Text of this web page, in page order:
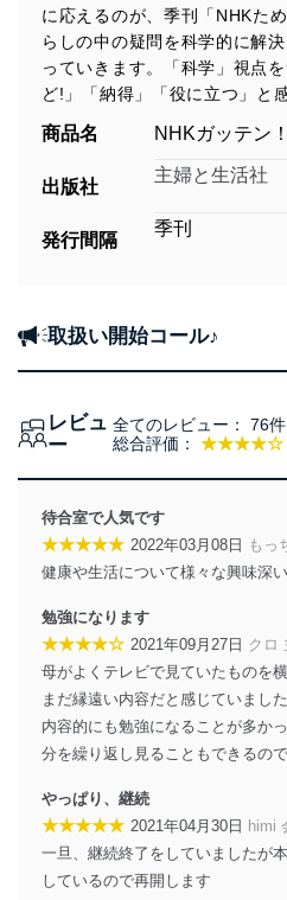
に応えるのが、季刊「NHKた
らしの中の疑問を科学的に解
っていきます。「科学」視点
ど!」「納得」「役に立つ」と
商品名 NHKガッテン！
出版社
主婦と生活社
発行間隔
季刊
取扱い開始コール♪
レビュ
ー
総合評価： ★★★★☆
全てのレビュー： 76件
待合室で人気です
★★★★★ 2022年03月08日 もっ
健康や生活について様々な興味深
勉強になります
★★★★☆ 2021年09月27日 クロ
母がよくテレビで見ていたものを
まだ縁遠い内容だと感じていまし
内容的にも勉強になることが多か
分を繰り返し見ることもできるので
やっぱり、継続
★★★★★ 2021年04月30日 himi
一旦、継続終了をしていましたが
しているので再開します